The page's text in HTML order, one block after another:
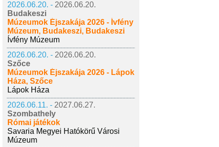
2026.06.20. - 2026.06.20.
Budakeszi
Múzeumok Éjszakája 2026 - Ívfény
Múzeum, Budakeszi, Budakeszi
Ívfény Múzeum
2026.06.20. - 2026.06.20.
Szőce
Múzeumok Éjszakája 2026 - Lápok
Háza, Szőce
Lápok Háza
2026.06.11. - 2027.06.27.
Szombathely
Római játékok
Savaria Megyei Hatókörű Városi
Múzeum